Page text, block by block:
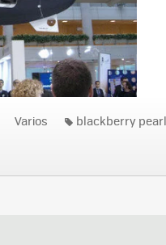
Varios blackberry pearl